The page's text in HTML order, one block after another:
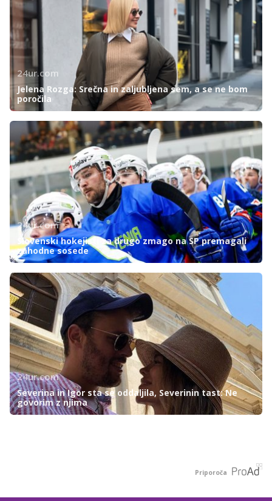
24ur.com
Jelena Rozga: Srečna in zaljubljena sem, a se ne bom
poročila
24ur.com
Slovenski hokejisti za drugo zmago na SP premagali
zahodne sosede
24ur.com
Severina in Igor sta se oddaljila, Severinin tast: Ne
govorim z njima
Priporoča